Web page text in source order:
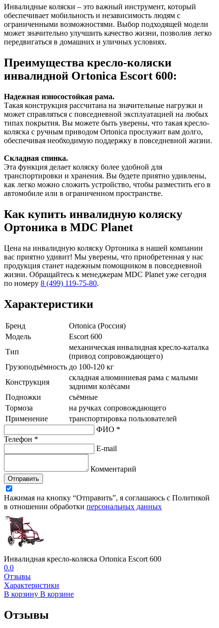
Инвалидные коляски – это важный инструмент, который
обеспечивает мобильность и независимость людям с
ограниченными возможностями. Выбор подходящей модели
может значительно улучшить качество жизни, позволив легко
передвигаться в домашних и уличных условиях.
Преимущества кресло-коляски
инвалидной Ortonica Escort 600:
Надежная износостойкая рама.
Такая конструкция рассчитана на значительные нагрузки и
может справляться с повседневной эксплуатацией на любых
типах покрытия. Вы можете быть уверены, что такая кресло-
коляска с ручным приводом Ortonica прослужит вам долго,
обеспечивая необходимую поддержку в повседневной жизни.
Складная спинка.
Эта функция делает коляску более удобной для
транспортировки и хранения. Вы будете приятно удивлены,
как легко можно сложить устройство, чтобы разместить его в
автомобиле или в ограниченном пространстве.
Как купить инвалидную коляску
Ортоника в MDC Planet
Цена на инвалидную коляску Ортоника в нашей компании
вас приятно удивит! Мы уверены, что приобретенная у нас
продукция станет надежным помощником в повседневной
жизни. Обращайтесь к менеджерам MDC Planet уже сегодня
по номеру 8 (499) 119-75-80.
Характеристики
Бренд
Ortonica (Россия)
Модель
Escort 600
Тип
механическая инвалидная кресло-каталка
(привод сопровождающего)
Грузоподъёмность до 100-120 кг
Конструкция
складная алюминиевая рама с малыми
задними колёсами
Подножки
съёмные
Тормоза
на ручках сопровождающего
Применение
транспортировка пользователей
ФИО *
Телефон *
E-mail
Комментарий
Отправить
Нажимая на кнопку “Отправить”, я соглашаюсь с Политикой
в отношении обработки персональных данных
Инвалидная кресло-коляска Ortonica Escort 600
0.0
Отзывы
Характеристики
В корзину В корзине
Отзывы